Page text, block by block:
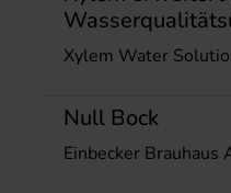
Xylem Water
Null Bock
Einbecker Brauhaus